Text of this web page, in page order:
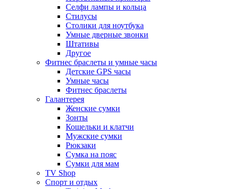
Селфи лампы и кольца
Стилусы
Столики для ноутбука
Умные дверные звонки
Штативы
Другое
Фитнес браслеты и умные часы
Детские GPS часы
Умные часы
Фитнес браслеты
Галантерея
Женские сумки
Зонты
Кошельки и клатчи
Мужские сумки
Рюкзаки
Сумка на пояс
Сумки для мам
TV Shop
Спорт и отдых